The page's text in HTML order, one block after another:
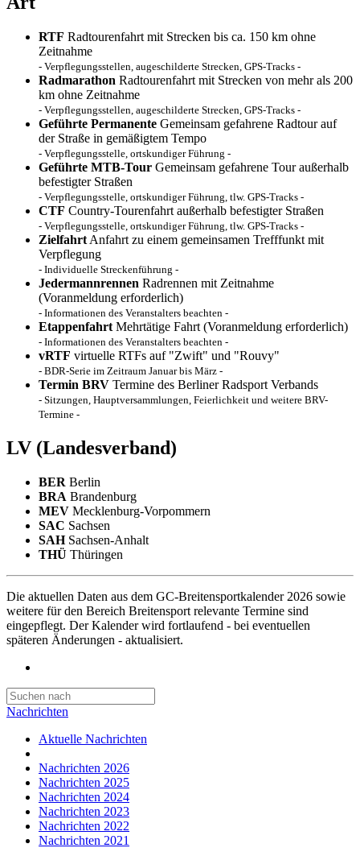
RTF Radtourenfahrt mit Strecken bis ca. 150 km ohne
Zeitnahme
- Verpflegungsstellen, augeschilderte Strecken, GPS-Tracks -
Radmarathon Radtourenfahrt mit Strecken von mehr als 200
km ohne Zeitnahme
- Verpflegungsstellen, augeschilderte Strecken, GPS-Tracks -
Geführte Permanente Gemeinsam gefahrene Radtour auf
der Straße in gemäßigtem Tempo
- Verpflegungsstelle, ortskundiger Führung -
Geführte MTB-Tour Gemeinsam gefahrene Tour außerhalb
befestigter Straßen
- Verpflegungsstelle, ortskundiger Führung, tlw. GPS-Tracks -
CTF Country-Tourenfahrt außerhalb befestigter Straßen
- Verpflegungsstelle, ortskundiger Führung, tlw. GPS-Tracks -
Zielfahrt Anfahrt zu einem gemeinsamen Trefffunkt mit
Verpflegung
- Individuelle Streckenführung -
Jedermannrennen Radrennen mit Zeitnahme
(Voranmeldung erforderlich)
- Informationen des Veranstalters beachten -
Etappenfahrt Mehrtätige Fahrt (Voranmeldung erforderlich)
- Informationen des Veranstalters beachten -
vRTF virtuelle RTFs auf "Zwift" und "Rouvy"
- BDR-Serie im Zeitraum Januar bis März -
Termin BRV Termine des Berliner Radsport Verbands
- Sitzungen, Hauptversammlungen, Feierlichkeit und weitere BRV-
Termine -
LV (Landesverband)
BER Berlin
BRA Brandenburg
MEV Mecklenburg-Vorpommern
SAC Sachsen
SAHSachsen-Anhalt
THÜ Thüringen
Die aktuellen Daten aus dem GC-Breitensportkalender 2026 sowie
weitere für den Bereich Breitensport relevante Termine sind
eingepflegt. Der Kalender wird fortlaufend - bei eventuellen
späteren Änderungen - aktualisiert.
Nachrichten
Aktuelle Nachrichten
Nachrichten 2026
Nachrichten 2025
Nachrichten 2024
Nachrichten 2023
Nachrichten 2022
Nachrichten 2021